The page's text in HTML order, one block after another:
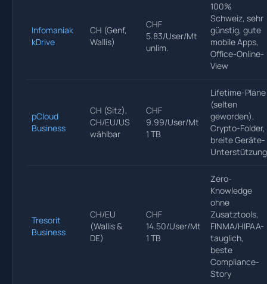
Infomaniak
kDrive
CH (Genf,
Wallis)
CHF
5.83/User/Mt
unlim.
100%
Schweiz, sehr
günstig, gute
mobile Apps,
Office-Online-
View
pCloud
Business
CH (Sitz),
CH/EU/US
wählbar
CHF
9.99/User/Mt
1 TB
Lifetime-Pläne
(selten
geworden),
Crypto-Folder,
breite Geräte-
Unterstützung
Tresorit
Business
CH/EU
(Wallis &
DE)
CHF
14.50/User/Mt
1 TB
Zero-
Knowledge
ohne
Zusatztools,
FINMA/HIPAA-
tauglich,
beste
Compliance-
Story